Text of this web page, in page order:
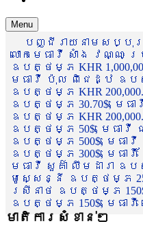
Menu
បញ្ជីរាយនាមសប្បុរស
លោកមេធាវី សាំង វណ្ណៈ
ឧបត្ថម្ភ KHR
មេធាវី ប៉ុល ពិជេដ្ឋ ឧបត្
ឧបត្ថម្ភ KHR
ឧបត្ថម្ភ 30.70$, មេធ
ឧបត្ថម្ភ KHR
ឧបត្ថម្ភ 50$, មេធាវី
ឧបត្ថម្ភ 500$, មេធា
ឧបត្ថម្ភ 300$, មេធា
មេធាវី សួគ៌ា លឹមដារា ឧ
មូសេ្សន្នី ឧបត្ថម្ភ
ស្រីនាថ ឧបត្ថម្ភ
ឧបត្ថម្ភ 150$, មេធា
មាតិការសំខាន់ៗ